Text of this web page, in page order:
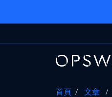
首頁 / 文章 /